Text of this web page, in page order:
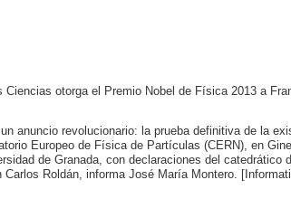
otorga el Premio Nobel de Física 2013 a
anuncio revolucionario: la prueba definitiva de la
Europeo de Física de Partículas (CERN), en
de Granada, con declaraciones del catedrático
Roldán, informa José María Montero.